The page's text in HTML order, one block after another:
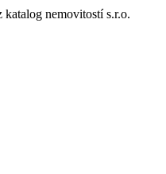
nemovitostí s.r.o.